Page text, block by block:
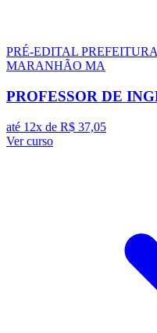
PRÉ-EDITAL
MARANHÃO MA
PROFESSOR DE
até 12x de R$ 37,05
Ver curso